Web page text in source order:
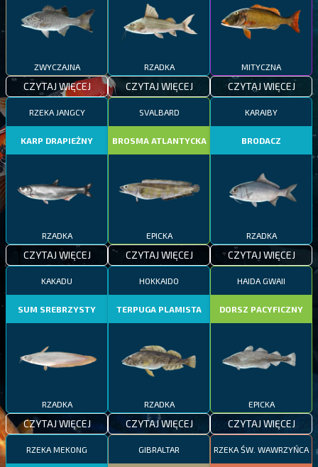
ZWYCZAJNA
CZYTAJ WIĘCEJ
RZADKA
CZYTAJ WIĘCEJ
MITYCZNA
CZYTAJ WIĘCEJ
RZEKA JANGCY
KARP DRAPIEŻNY
RZADKA
CZYTAJ WIĘCEJ
SVALBARD
BROSMA ATLANTYCKA
EPICKA
CZYTAJ WIĘCEJ
KARAIBY
BRODACZ
RZADKA
CZYTAJ WIĘCEJ
KAKADU
SUM SREBRZYSTY
RZADKA
CZYTAJ WIĘCEJ
HOKKAIDO
TERPUGA PLAMISTA
RZADKA
CZYTAJ WIĘCEJ
HAIDA GWAII
DORSZ PACYFICZNY
EPICKA
CZYTAJ WIĘCEJ
RZEKA MEKONG GIBRALTAR RZEKA ŚW. WAWRZYŃCA